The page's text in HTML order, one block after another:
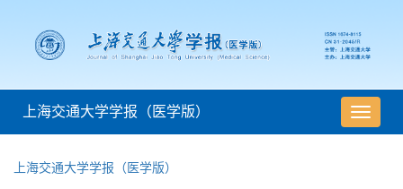
导
航
上海交通大学学报（医学版）
上海交通大学学报（医学版）